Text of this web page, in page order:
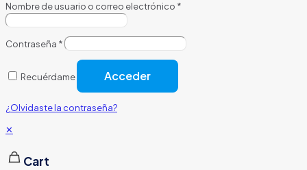
Nombre de usuario o correo electrónico *
Contraseña *
Recuérdame Acceder
¿Olvidaste la contraseña?
✕
Cart